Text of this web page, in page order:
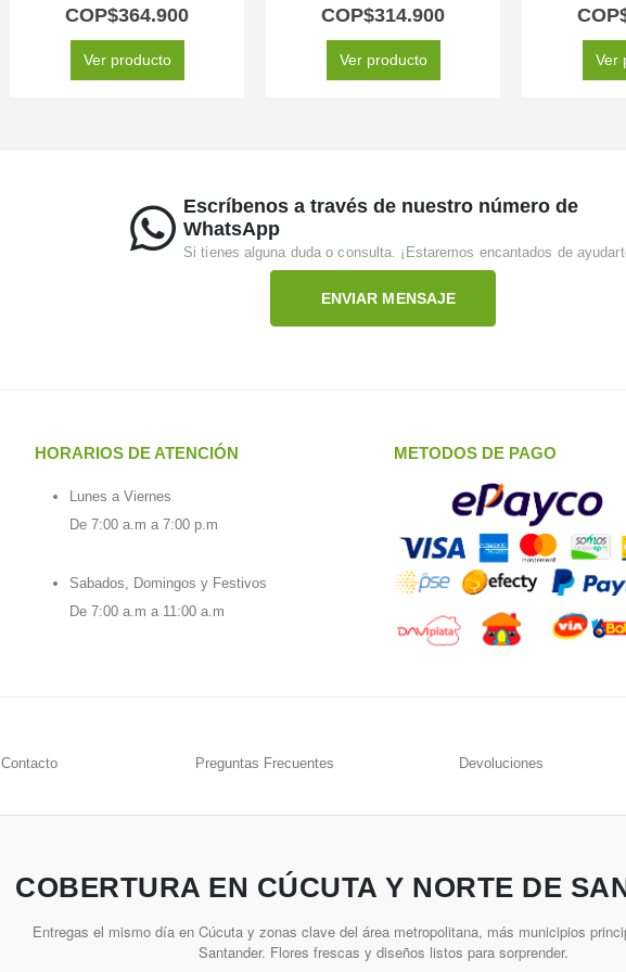
5.00
COP$364.900
Ver producto
5.00
COP$314.900
Ver producto
5.00
Ver
Escríbenos a través de nuestro número de
WhatsApp
Si tienes alguna duda o consulta. ¡Estaremos encantados de
ENVIAR MENSAJE
HORARIOS DE ATENCIÓN
Lunes a Viernes
De 7:00 a.m a 7:00 p.m
Sabados, Domingos y Festivos
De 7:00 a.m a 11:00 a.m
METODOS DE PAGO
Contacto Preguntas Frecuentes Devoluciones
COBERTURA EN CÚCUTA Y NORTE DE
Entregas el mismo día en Cúcuta y zonas clave del área metropolitana, más municipios
Santander. Flores frescas y diseños listos para sorprender.